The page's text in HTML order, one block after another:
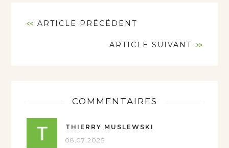
<< ARTICLE PRÉCÉDENT
ARTICLE SUIVANT >>
COMMENTAIRES
THIERRY MUSLEWSKI
08.07.2025